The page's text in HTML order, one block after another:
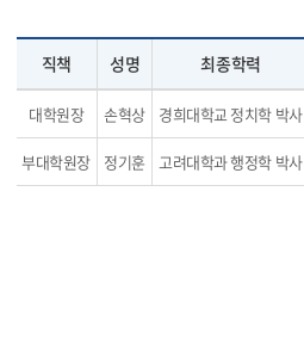
직책 성명 최종학력
대학원장 손혁상 경희대학교 정치학 박사
부대학원장 정기훈 고려대학과 행정학 박사